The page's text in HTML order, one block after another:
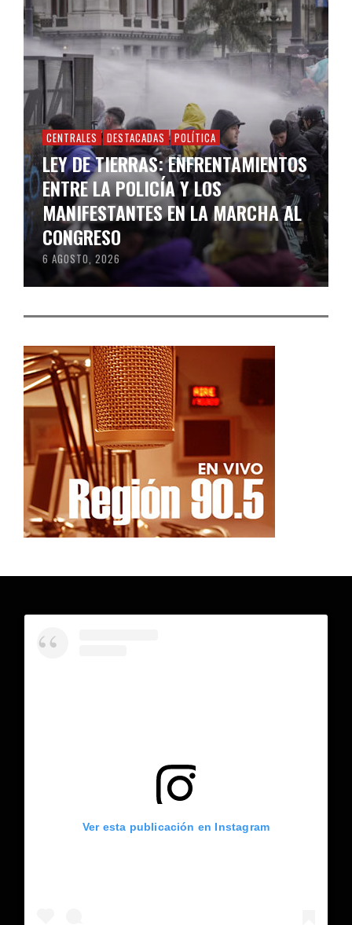
CENTRALES DESTACADAS POLÍTICA
LEY DE TIERRAS: ENFRENTAMIENTOS
ENTRE LA POLICÍA Y LOS
MANIFESTANTES EN LA MARCHA AL
CONGRESO
6 AGOSTO, 2026
Ver esta publicación en Instagram